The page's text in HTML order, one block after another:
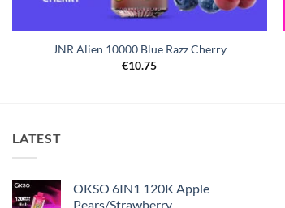
JNR Alien 10000 Blue Razz Cherry
€10.75
LATEST
OKSO 6IN1 120K Apple
Pears/Strawberry